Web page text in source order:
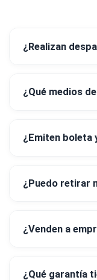
¿Realizan
¿Qué medios
¿Emiten boleta
¿Puedo retirar
¿Venden a
¿Qué garantía